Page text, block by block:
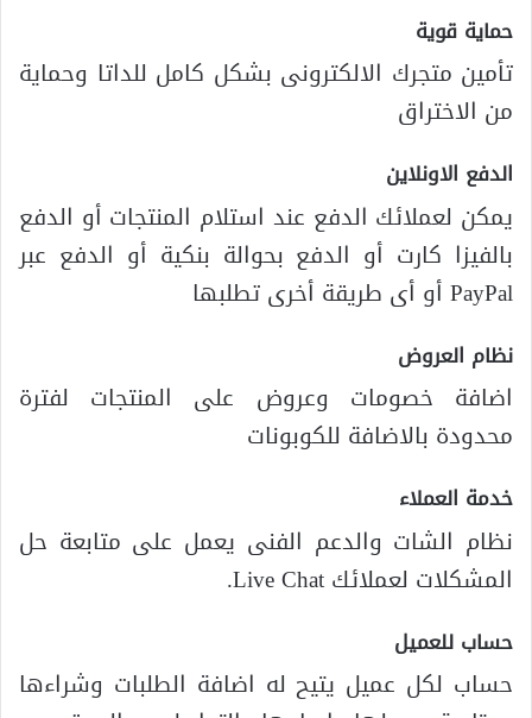
حماية قوية
تأمين متجرك الالكترونى بشكل كامل للداتا وحماية
من الاختراق
الدفع الاونلاين
يمكن لعملائك الدفع عند استلام المنتجات أو الدفع
بالفيزا كارت أو الدفع بحوالة بنكية أو الدفع عبر
PayPal أو أى طريقة أخرى تطلبها
نظام العروض
اضافة خصومات وعروض على المنتجات لفترة
محدودة بالاضافة للكوبونات
خدمة العملاء
نظام الشات والدعم الفنى يعمل على متابعة حل
المشكلات لعملائك Live Chat.
حساب للعميل
حساب لكل عميل يتيح له اضافة الطلبات وشراءها